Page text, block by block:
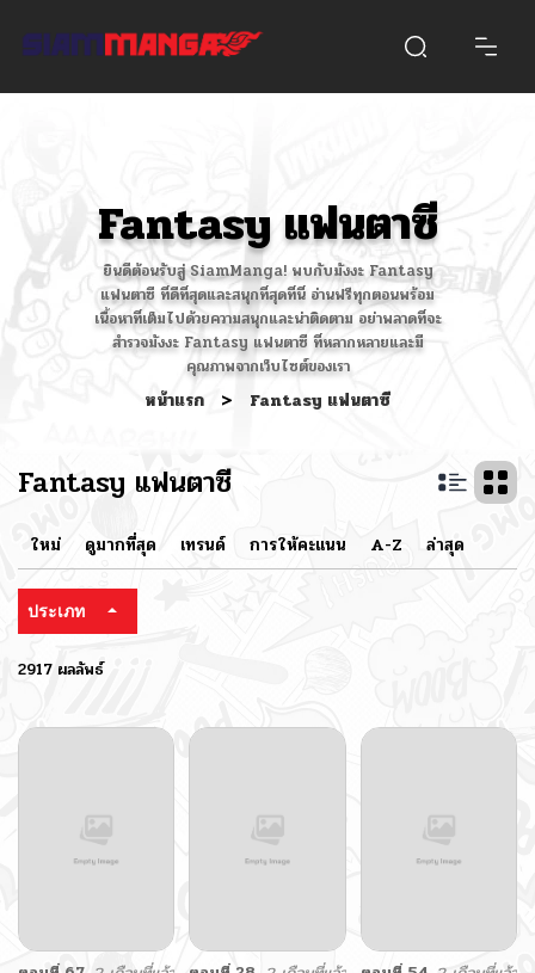
Fantasy แฟนตาซี
ยินดีต้อนรับสู่ SiamManga! พบกับมังงะ Fantasy
แฟนตาซี ที่ดีที่สุดและสนุกที่สุดที่นี่ อ่านฟรีทุกตอนพร้อม
เนื้อหาที่เต็มไปด้วยความสนุกและน่าติดตาม อย่าพลาดที่จะ
สำรวจมังงะ Fantasy แฟนตาซี ที่หลากหลายและมี
คุณภาพจากเว็บไซต์ของเรา
หน้าแรก > Fantasy แฟนตาซี
Fantasy แฟนตาซี
ใหม่ ดูมากที่สุด เทรนด์ การให้คะแนน A-Z ล่าสุด
ประเภท
2917 ผลลัพธ์